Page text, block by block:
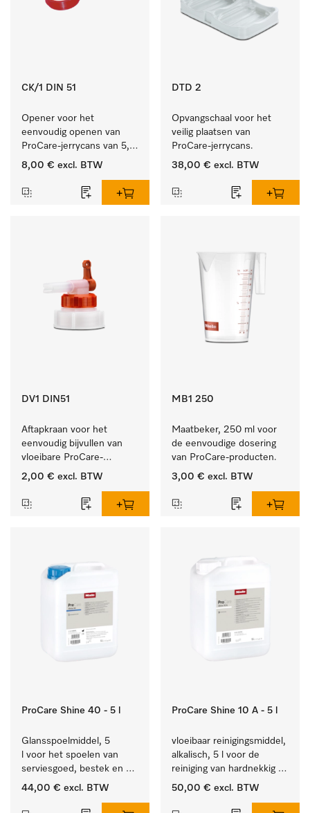
CK/1 DIN 51
Opener voor het
eenvoudig openen van
ProCare-jerrycans van 5,
10 en 20 l.
8,00 € excl. BTW
DTD 2
Opvangschaal voor het
veilig plaatsen van
ProCare-jerrycans.
38,00 € excl. BTW
DV1 DIN51
Aftapkraan voor het
eenvoudig bijvullen van
vloeibare ProCare-
producten.
2,00 € excl. BTW
MB1 250
Maatbeker, 250 ml voor
de eenvoudige dosering
van ProCare-producten.
3,00 € excl. BTW
ProCare Shine 40 - 5 l
Glansspoelmiddel, 5
l voor het spoelen van
serviesgoed, bestek en
ideaal voor glazen.
44,00 € excl. BTW
ProCare Shine 10 A - 5 l
vloeibaar reinigingsmiddel,
alkalisch, 5 l voor de
reiniging van hardnekkig
vuil op serviesgoed,
50,00 € excl. BTW